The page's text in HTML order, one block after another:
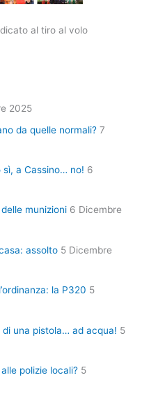
al tiro al volo
2025
da quelle normali? 7
sì, a Cassino… no! 6
munizioni 6 Dicembre
assolto 5 Dicembre
la P320 5
di una pistola… ad acqua! 5
polizie locali? 5